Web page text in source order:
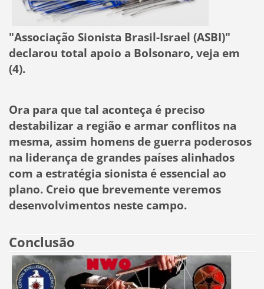
"Associação Sionista Brasil-Israel (ASBI)"
declarou total apoio a Bolsonaro, veja em
(4).
Ora para que tal aconteça é preciso
destabilizar a região e armar conflitos na
mesma, assim homens de guerra poderosos
na liderança de grandes países alinhados
com a estratégia sionista é essencial ao
plano. Creio que brevemente veremos
desenvolvimentos neste campo.
Conclusão